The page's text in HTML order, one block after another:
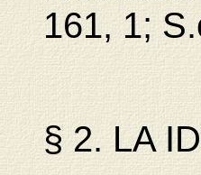
161, 1;
§ 2. LA